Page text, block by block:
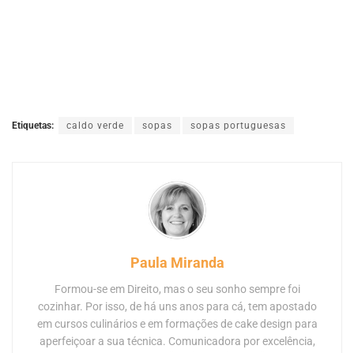
Etiquetas: caldo verde sopas sopas portuguesas
Paula Miranda
Formou-se em Direito, mas o seu sonho sempre foi
cozinhar. Por isso, de há uns anos para cá, tem apostado
em cursos culinários e em formações de cake design para
aperfeiçoar a sua técnica. Comunicadora por excelência,